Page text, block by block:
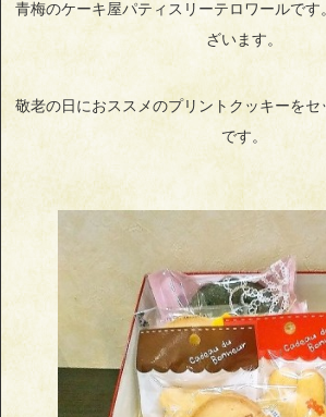
青梅のケーキ屋パティスリーテロワールで
ざいます。
敬老の日におススメのプリントクッキーをセ
です。